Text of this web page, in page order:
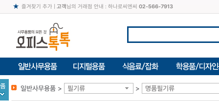
즐겨찾기 추가| 고객님의 거래점 안내 : 하나로씨엔씨 02-566-7913
일반사무용품 > 필기류 > 명품필기류